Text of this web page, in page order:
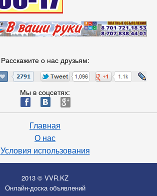
Расскажите о нас друзьям:
Мы в соцсетях:
ä æ è
Главная
О нас
Условия использования
2013 © VVR.KZ
Онлайн-доска объявлений